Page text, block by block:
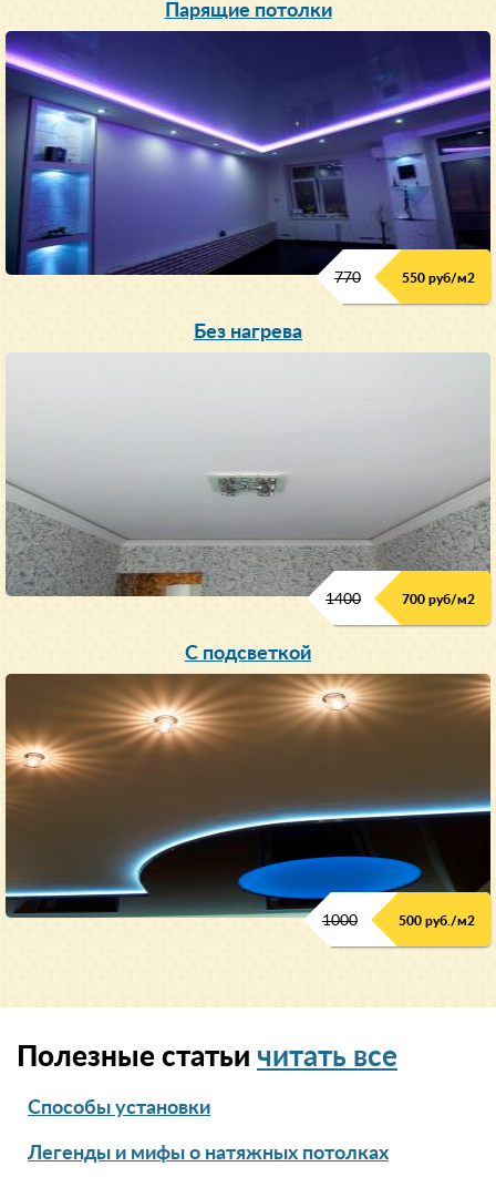
Парящие потолки
770 550 руб/м2
Без нагрева
1400 700 руб/м2
С подсветкой
1000 500 руб./м2
Полезные статьи читать все
Способы установки
Легенды и мифы о натяжных потолках